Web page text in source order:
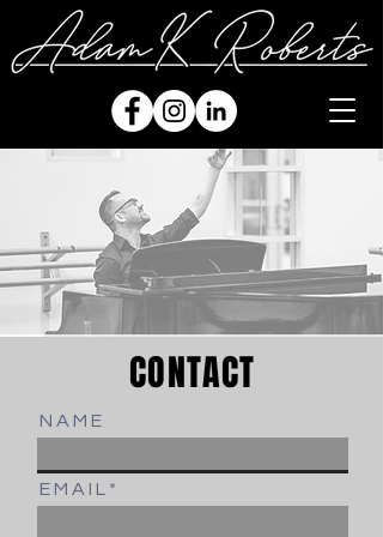
CONTACT
N A M E
E M A I L